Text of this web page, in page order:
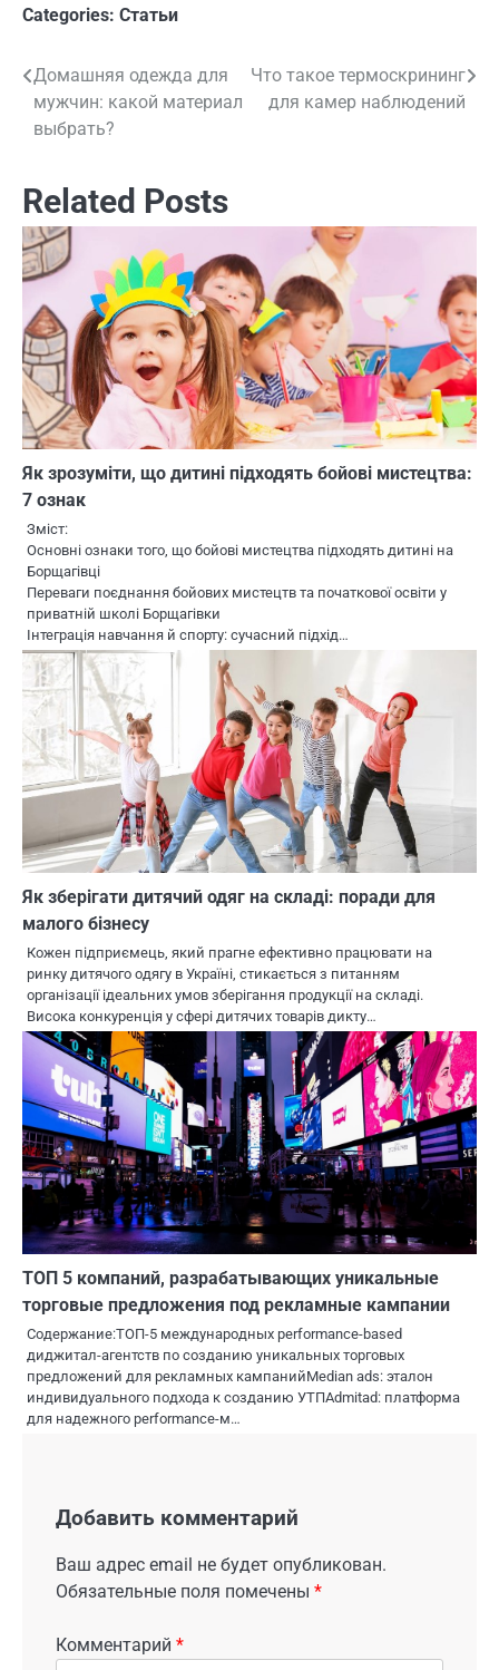
Categories: Статьи
Навигация
по
Домашняя одежда для
мужчин: какой материал
выбрать?
Что такое термоскрининг
для камер наблюдений
Related Posts
Як зрозуміти, що дитині підходять бойові мистецтва:
7 ознак
Зміст:
Основні ознаки того, що бойові мистецтва підходять дитині на
Борщагівці
Переваги поєднання бойових мистецтв та початкової освіти у
приватній школі Борщагівки
Інтеграція навчання й спорту: сучасний підхід…
Як зберігати дитячий одяг на складі: поради для
малого бізнесу
Кожен підприємець, який прагне ефективно працювати на
ринку дитячого одягу в Україні, стикається з питанням
організації ідеальних умов зберігання продукції на складі.
Висока конкуренція у сфері дитячих товарів дикту…
ТОП 5 компаний, разрабатывающих уникальные
торговые предложения под рекламные кампании
Содержание:ТОП-5 международных performance-based
диджитал-агентств по созданию уникальных торговых
предложений для рекламных кампанийMedian ads: эталон
индивидуального подхода к созданию УТПAdmitad: платформа
для надежного performance-м…
Добавить комментарий
Ваш адрес email не будет опубликован.
Обязательные поля помечены *
Комментарий *